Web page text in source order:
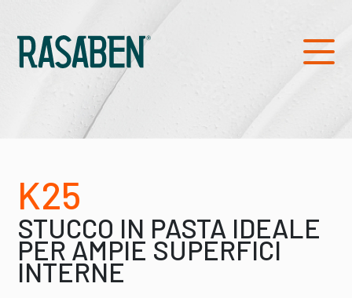
K25
STUCCO IN PASTA IDEALE
PER AMPIE SUPERFICI
INTERNE